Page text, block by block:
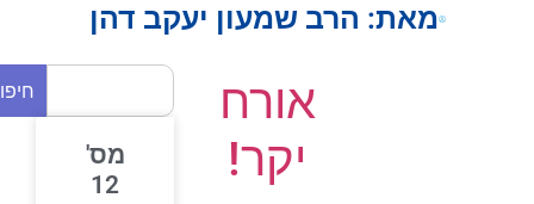
מאת:הרב שמעון יעקב דהן
אורח
יקר!
חיפוש
מס'
12